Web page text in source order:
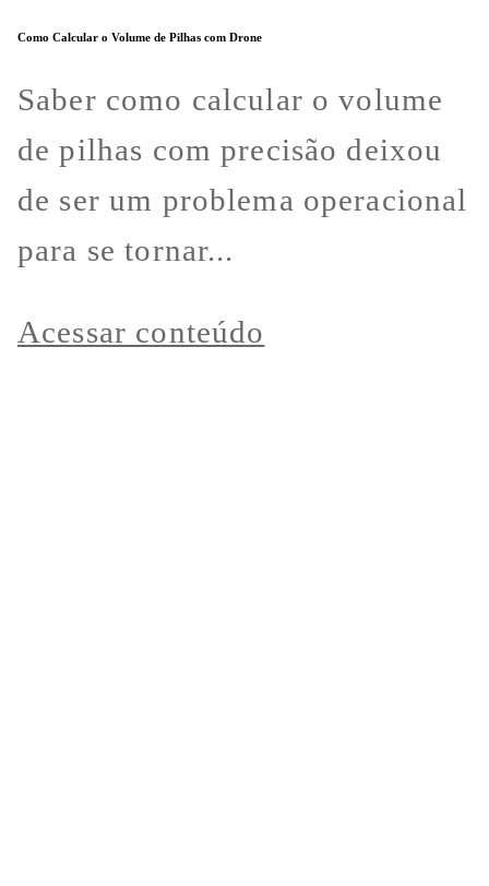
Como Calcular o Volume de Pilhas com Drone
Saber como calcular o volume
de pilhas com precisão deixou
de ser um problema operacional
para se tornar...
Acessar conteúdo